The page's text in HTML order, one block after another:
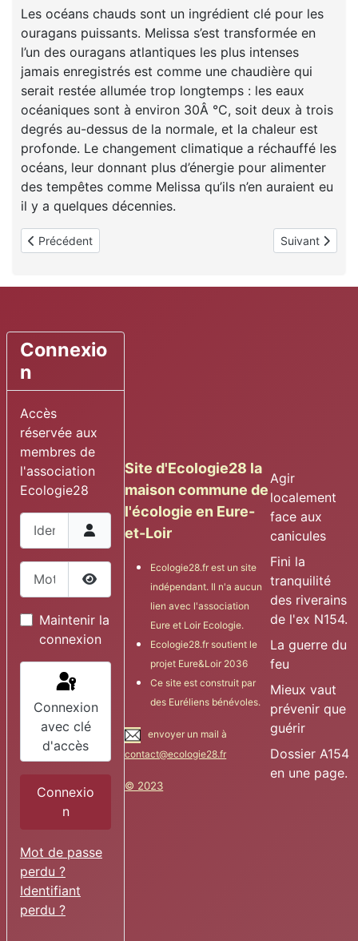
Les océans chauds sont un ingrédient clé pour les
ouragans puissants. Melissa s’est transformée en
l’un des ouragans atlantiques les plus intenses
jamais enregistrés est comme une chaudière qui
serait restée allumée trop longtemps : les eaux
océaniques sont à environ 30Â °C, soit deux à trois
degrés au-dessus de la normale, et la chaleur est
profonde. Le changement climatique a réchauffé les
océans, leur donnant plus d’énergie pour alimenter
des tempêtes comme Melissa qu’ils n’en auraient eu
il y a quelques décennies.
Article précédent : Temu, Shein ... UFC a testé pour vous
Précédent Article suivant
Suivant
Connexio
n
Accès
réservée aux
membres de
l'association
Ecologie28
Identifiant
Mot de passe
Afficher le mot de passe
Maintenir la
connexion
Connexion
avec clé
d'accès
Connexio
n
Mot de passe
perdu ?
Identifiant
perdu ?
Site d'Ecologie28 la
maison commune de
l'écologie en Eure-
et-Loir
Ecologie28.fr est un site
indépendant. Il n'a aucun
lien avec l'association
Eure et Loir Ecologie.
Ecologie28.fr soutient le
projet Eure&Loir 2036
Ce site est construit par
des Euréliens bénévoles.
envoyer un mail à
contact@ecologie28.fr
© 2023
Agir
localement
face aux
canicules
Fini la
tranquilité
des riverains
de l'ex N154.
La guerre du
feu
Mieux vaut
prévenir que
guérir
Dossier A154
en une page.